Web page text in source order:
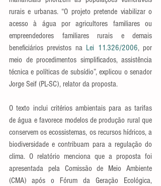
rurais e urbanas. “O projeto pretende viabilizar o
acesso à água por agricultores familiares ou
empreendedores familiares rurais e demais
beneficiários previstos na Lei 11.326/2006, por
meio de procedimentos simplificados, assistência
técnica e políticas de subsídio”, explicou o senador
Jorge Seif (PL-SC), relator da proposta.
O texto inclui critérios ambientais para as tarifas
de água e favorece modelos de produção rural que
conservem os ecossistemas, os recursos hídricos, a
biodiversidade e contribuam para a regulação do
clima. O relatório menciona que a proposta foi
apresentada pela Comissão de Meio Ambiente
(CMA) após o Fórum da Geração Ecológica,